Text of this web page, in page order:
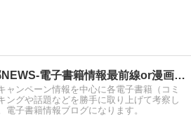
CE編集部NEWS-電子書籍情報最前線or漫画家募集したり-
ャンペーン情報を中心に各電子書籍（コミ
ングや話題などを勝手に取り上げて考察し
電子書籍情報ブログになります。